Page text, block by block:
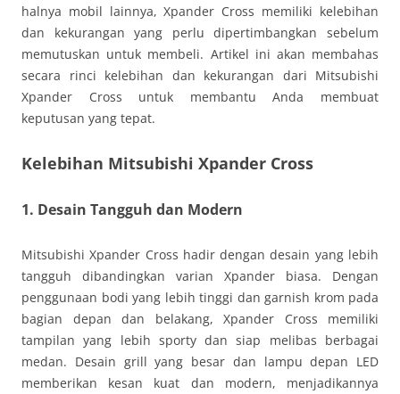
halnya mobil lainnya, Xpander Cross memiliki kelebihan
dan kekurangan yang perlu dipertimbangkan sebelum
memutuskan untuk membeli. Artikel ini akan membahas
secara rinci kelebihan dan kekurangan dari Mitsubishi
Xpander Cross untuk membantu Anda membuat
keputusan yang tepat.
Kelebihan Mitsubishi Xpander Cross
1. Desain Tangguh dan Modern
Mitsubishi Xpander Cross hadir dengan desain yang lebih
tangguh dibandingkan varian Xpander biasa. Dengan
penggunaan bodi yang lebih tinggi dan garnish krom pada
bagian depan dan belakang, Xpander Cross memiliki
tampilan yang lebih sporty dan siap melibas berbagai
medan. Desain grill yang besar dan lampu depan LED
memberikan kesan kuat dan modern, menjadikannya